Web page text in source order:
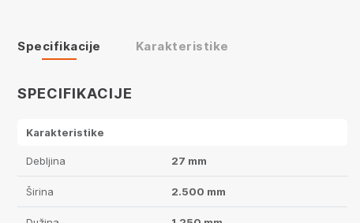
Specifikacije Karakteristike
SPECIFIKACIJE
Karakteristike
Debljina 27 mm
Širina 2.500 mm